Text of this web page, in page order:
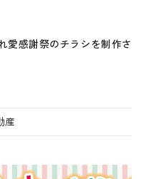
感謝祭のチラシを制作さ
産